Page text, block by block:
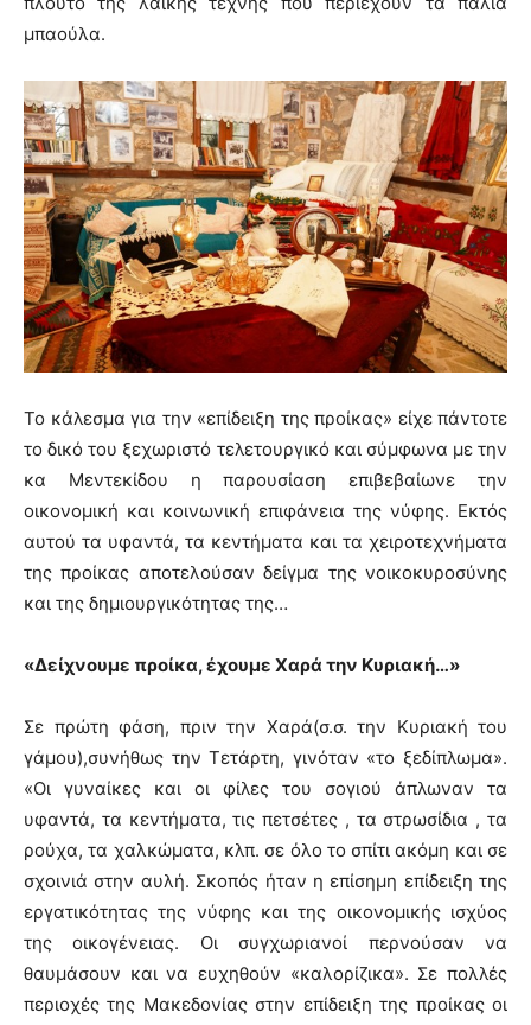
μπαούλα.
Το κάλεσμα για την «επίδειξη της προίκας» είχε πάντοτε
το δικό του ξεχωριστό τελετουργικό και σύμφωνα με την
κα Μεντεκίδου η παρουσίαση επιβεβαίωνε την
οικονομική και κοινωνική επιφάνεια της νύφης. Εκτός
αυτού τα υφαντά, τα κεντήματα και τα χειροτεχνήματα
της προίκας αποτελούσαν δείγμα της νοικοκυροσύνης
και της δημιουργικότητας της…
«Δείχνουμε προίκα, έχουμε Χαρά την Κυριακή…»
Σε πρώτη φάση, πριν την Χαρά(σ.σ. την Κυριακή του
γάμου),συνήθως την Τετάρτη, γινόταν «το ξεδίπλωμα».
«Οι γυναίκες και οι φίλες του σογιού άπλωναν τα
υφαντά, τα κεντήματα, τις πετσέτες , τα στρωσίδια , τα
ρούχα, τα χαλκώματα, κλπ. σε όλο το σπίτι ακόμη και σε
σχοινιά στην αυλή. Σκοπός ήταν η επίσημη επίδειξη της
εργατικότητας της νύφης και της οικονομικής ισχύος
της οικογένειας. Οι συγχωριανοί περνούσαν να
θαυμάσουν και να ευχηθούν «καλορίζικα». Σε πολλές
περιοχές της Μακεδονίας στην επίδειξη της προίκας οι